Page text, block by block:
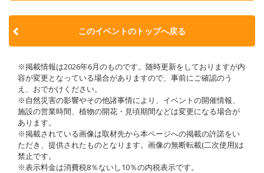
このイベントのトップへ戻る
※掲載情報は2026年6月のものです。随時更新をしておりますが内
容が変更となっている場合がありますので、事前にご確認のう
え、おでかけください。
※自然災害の影響やその他諸事情により、イベントの開催情報、
施設の営業時間、植物の開花・見頃期間などは変更になる場合が
あります。
※掲載されている画像は取材先から本ページへの掲載の許諾をい
ただき、提供されたものとなります。画像の無断転載(二次使用)は
禁止です。
※表示料金は消費税8％ないし10％の内税表示です。